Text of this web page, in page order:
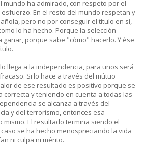
mundo ha admirado, con respeto por el
En el resto del mundo respetan y
pero no por conseguir el título en sí,
lo ha hecho. Porque la selección
porque sabe "cómo" hacerlo. Y ése
llega a la independencia, para unos será
Si lo hace a través del mútuo
de ese resultado es positivo porque se
correcta y teniendo en cuenta a todas las
se alcanza a través del
y del terrorismo, entonces esa
mismo. El resultado termina siendo el
se ha hecho menospreciando la vida
ni culpa ni mérito.